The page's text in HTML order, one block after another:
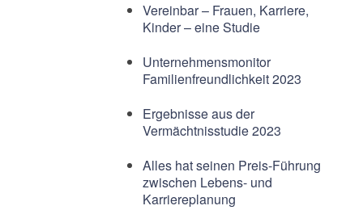
Vereinbar – Frauen, Karriere,
Kinder – eine Studie
Unternehmensmonitor
Familienfreundlichkeit 2023
Ergebnisse aus der
Vermächtnisstudie 2023
Alles hat seinen Preis-Führung
zwischen Lebens- und
Karriereplanung